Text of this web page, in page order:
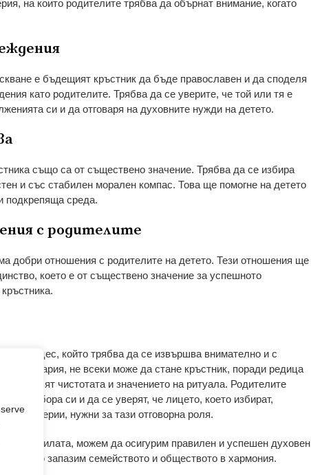
на които родителите трябва да обърнат внимание, когато
е бъдещият кръстник да бъде православен и да споделя
като родителите. Трябва да се уверите, че той или тя е
си и да отговаря на духовните нужди на детето.
също са от съществено значение. Трябва да се избира
и със стабилен морален компас. Това ще помогне на детето
подкрепяща среда.
с родителите
добри отношения с родителите на детето. Тези отношения ще
което е от съществено значение за успешното
процес, който трябва да се извършва внимателно и с
В България, не всеки може да стане кръстник, поради редица
да запазят чистотата и значението на ритуала. Родителите
в избора си и да се уверят, че лицето, което избират,
и критерии, нужни за тази отговорна роля.
и правилата, можем да осигурим правилен и успешен духовен
запазим семейството и обществото в хармония.